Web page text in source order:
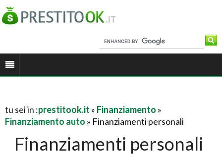
tu sei in :prestitook.it » Finanziamento »
Finanziamento auto » Finanziamenti personali
Finanziamenti personali